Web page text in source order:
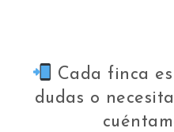
Cada finca
dudas o